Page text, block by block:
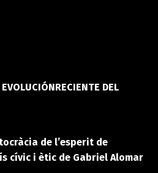
DEL
de l’esperit de
cívic i ètic de Gabriel Alomar